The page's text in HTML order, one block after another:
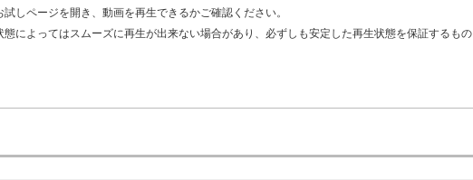
しページを開き、動画を再生できるかご確認ください。
によってはスムーズに再生が出来ない場合があり、必ずしも安定した再生状態を保証するもの